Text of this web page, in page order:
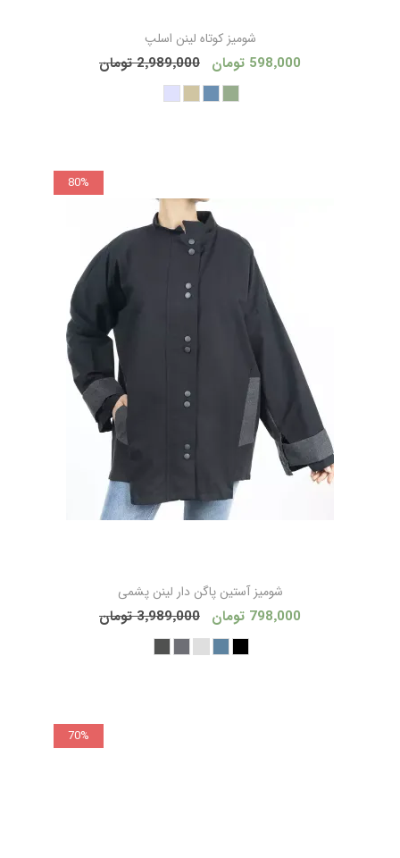
شوميز كوتاه لينن اسلپ
598٬000 تومان 2٬989٬000 تومان
80%
شوميز آستين پاگن دار لينن پشمی
798٬000 تومان 3٬989٬000 تومان
70%